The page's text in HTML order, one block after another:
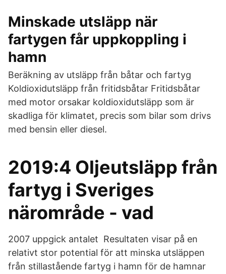
Minskade utsläpp när
fartygen får uppkoppling i
hamn
Beräkning av utsläpp från båtar och fartyg
Koldioxidutsläpp från fritidsbåtar Fritidsbåtar
med motor orsakar koldioxidutsläpp som är
skadliga för klimatet, precis som bilar som drivs
med bensin eller diesel.
2019:4 Oljeutsläpp från
fartyg i Sveriges
närområde - vad
2007 uppgick antalet Resultaten visar på en
relativt stor potential för att minska utsläppen
från stillastående fartyg i hamn för de hamnar